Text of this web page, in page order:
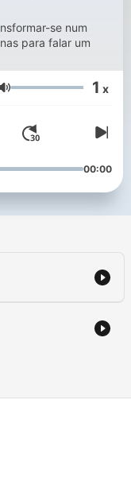
se num
para falar um
Volumen 1 x
00:00